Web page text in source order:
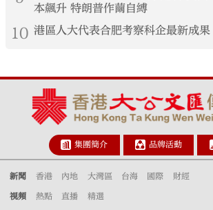
本飆升 特朗普作繭自縛
10 港區人大代表合肥考察科企最新成果
集團簡介 品牌活動
新聞 香港 內地 大灣區 台海 國際 財經
視頻 熱點 直播 精選